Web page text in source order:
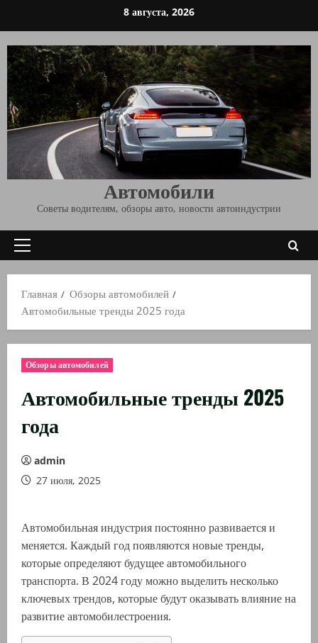
содержимому
8 августа, 2026
Автомобили
Советы водителям, обзоры авто, новости автоиндустрии
Основное
Главная
Обзоры автомобилей
Автомобильные тренды 2025 года
Обзоры автомобилей
Автомобильные тренды 2025
года
admin
27 июля, 2025
Автомобильная индустрия постоянно развивается и
меняется. Каждый год появляются новые тренды,
которые определяют будущее автомобильного
транспорта. В 2024 году можно выделить несколько
ключевых трендов, которые будут оказывать влияние на
развитие автомобилестроения.